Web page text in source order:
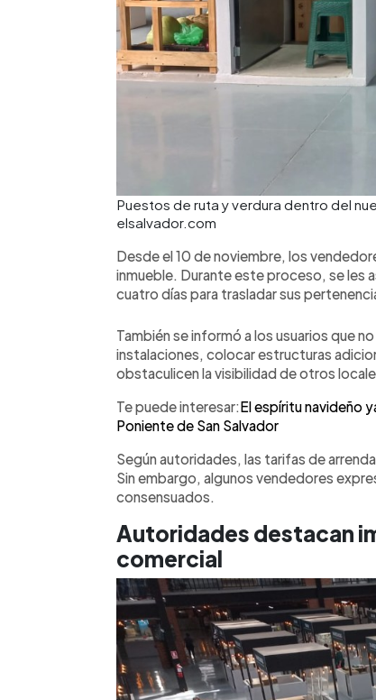
Puestos de ruta y verdura dentro del
elsalvador.com
Desde el 10 de noviembre, los
inmueble. Durante este proceso, se les
cuatro días para trasladar sus
También se informó a los usuarios que
instalaciones, colocar estructuras
obstaculicen la visibilidad de otros
Te puede interesar:El espíritu navideño
Poniente de San Salvador
Según autoridades, las tarifas de
Sin embargo, algunos vendedores
consensuados.
Autoridades destacan
comercial